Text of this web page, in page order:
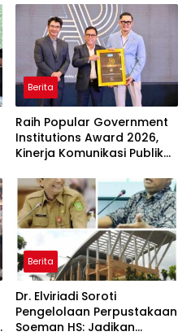
Berita
Raih Popular Government
Institutions Award 2026,
Kinerja Komunikasi Publik
Kembali Diakui
Berita
Dr. Elviriadi Soroti
Pengelolaan Perpustakaan
Soeman HS: Jadikan